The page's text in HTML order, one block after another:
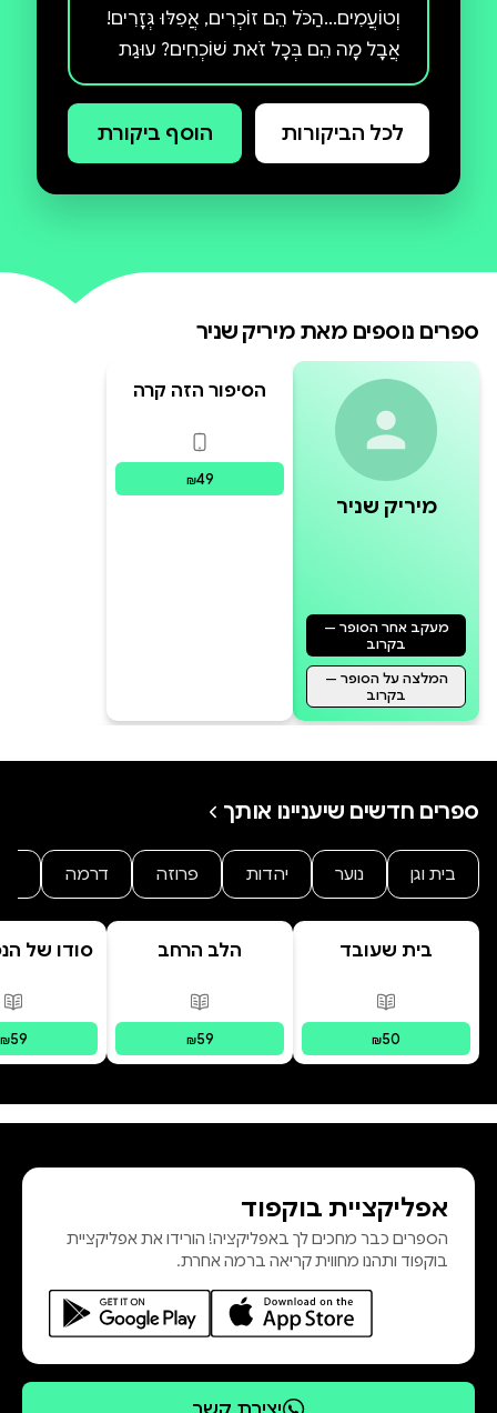
וְטוֹעֲמִים...הַכֹּל הֵם זוֹכְרִים, אֲפִלּוּ גְּזָרִים!
אֲבָל מָה הֵם בְּכָל זֹאת שׁוֹכְחִים? עוּגַת
גֶּזֶר מֵאֵת מִירִיק שְׂנִיר, מִסּוֹפְרוֹת
הַיְּלָדִים הַפּוֹרִיּוֹת וְהָאֲהוּבוֹת בְּיִשְׂרָאֵל,
בְּמַהֲדוּרָה מְיֻחֶדֶת לְיָדַיִם קְטַנְטַנּוֹת.
לכל הביקורות הוסף ביקורת
ספרים נוספים מאת מיריק שניר
מיריק שניר
מעקב אחר הסופר —
בקרוב
המלצה על הסופר —
בקרוב
הסיפור הזה קרה
פורמטים זמינים
₪49
ספרים חדשים שיעניינו אותך
בית וגן נוער יהדות פרוזה דרמה
בית שעובד
פורמטים זמינים
מודפס
₪50
הלב הרחב
פורמטים זמינים מודפס
₪59
סודו של
₪59
אפליקציית בוקפוד
הספרים כבר מחכים לך באפליקציה! הורידו את אפליקציית
בוקפוד ותהנו מחווית קריאה ברמה אחרת.